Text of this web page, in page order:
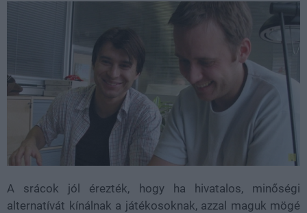
A srácok jól érezték, hogy ha hivatalos, minőségi
alternatívát kínálnak a játékosoknak, azzal maguk mögé